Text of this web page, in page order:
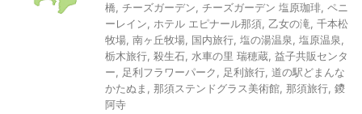
橋 チーズガーデン チーズガーデン 塩原珈琲 ペニ
ーレイン
ホテル エピナール那須 乙女の滝 千本松
牧場 南ヶ丘牧場 国内旅行 塩の湯温泉 塩原温泉
栃木旅行 殺生石 水車の里 瑞穂蔵 益子共販センタ
ー
足利フラワーパーク 足利旅行 道の駅どまんな
かたぬま
那須ステンドグラス美術館 那須旅行 鑁
阿寺